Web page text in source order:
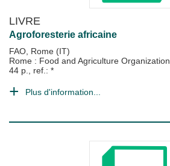
LIVRE
Agroforesterie africaine
FAO, Rome (IT)
Rome : Food and Agriculture
44 p., ref.: *
Plus d'information...